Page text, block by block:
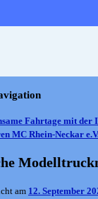
Fahrtage mit der
MC Rhein-Neckar
am 12. September